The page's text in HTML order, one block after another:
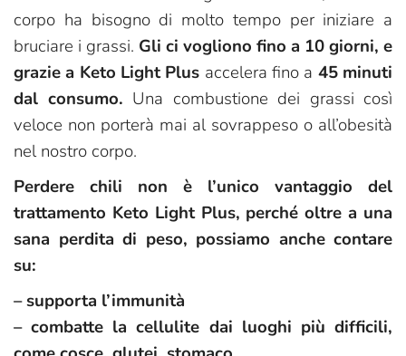
corpo ha bisogno di molto tempo per iniziare a
bruciare i grassi. Gli ci vogliono fino a 10 giorni, e
grazie a Keto Light Plus accelera fino a 45 minuti
dal consumo. Una combustione dei grassi così
veloce non porterà mai al sovrappeso o all’obesità
nel nostro corpo.
Perdere chili non è l’unico vantaggio del
trattamento Keto Light Plus, perché oltre a una
sana perdita di peso, possiamo anche contare
su:
– supporta l’immunità
– combatte la cellulite dai luoghi più difficili,